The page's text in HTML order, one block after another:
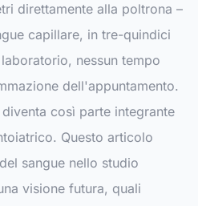
direttamente alla poltrona –
capillare, in tre-quindici
nessun tempo
dell'appuntamento.
così parte integrante
Questo articolo
sangue nello studio
visione futura, quali